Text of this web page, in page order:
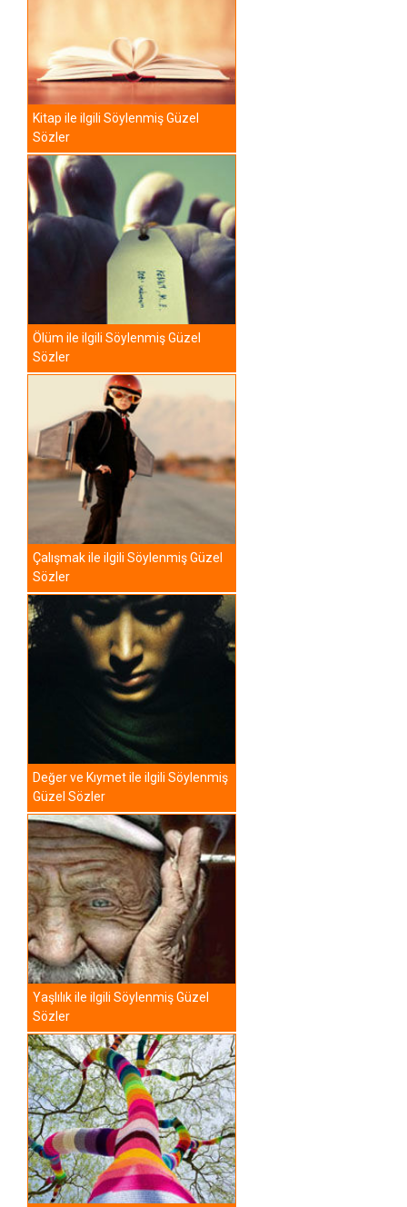
Kitap ile ilgili Söylenmiş Güzel
Sözler
Ölüm ile ilgili Söylenmiş Güzel
Sözler
Çalışmak ile ilgili Söylenmiş Güzel
Sözler
Değer ve Kıymet ile ilgili Söylenmiş
Güzel Sözler
Yaşlılık ile ilgili Söylenmiş Güzel
Sözler